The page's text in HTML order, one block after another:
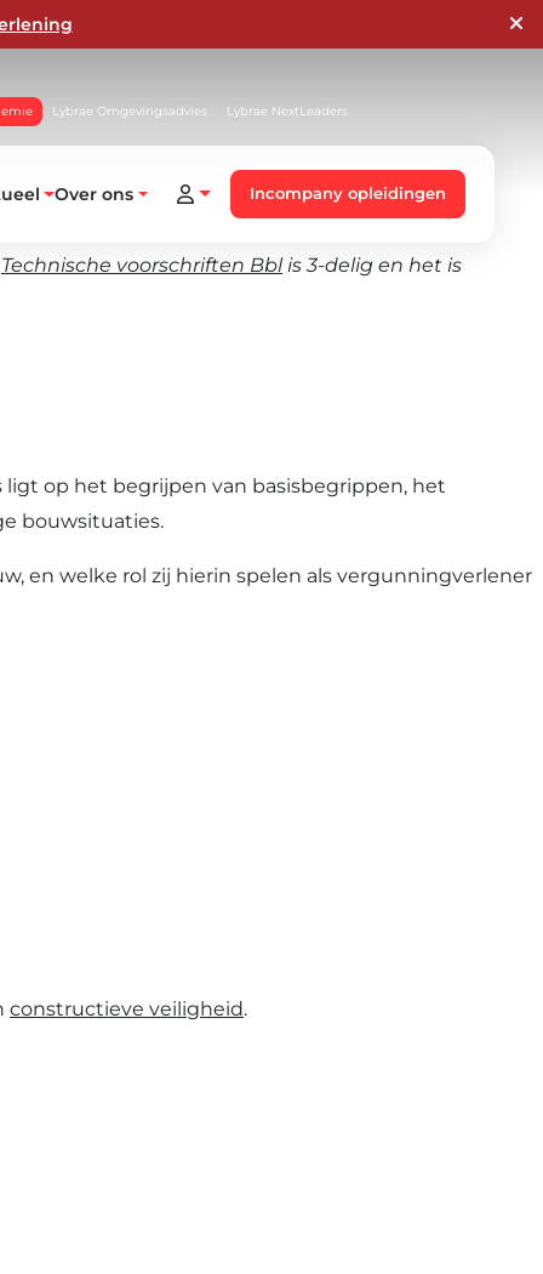
Lybrae Omgevingsadvies Lybrae NextLeaders
Over ons Incompany opleidingen
Technische voorschriften Bblis 3-delig en het is
op het begrijpen van basisbegrippen, het
bouwsituaties.
en welke rol zij hierin spelen als vergunningverlener
constructieve veiligheid.